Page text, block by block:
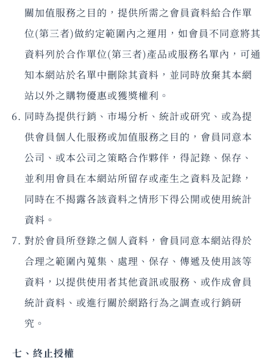
關加值服務之目的，提供所需之會員資料給合作單
位(第三者)做約定範圍內之運用，如會員不同意將其
資料列於合作單位(第三者)產品或服務名單內，可通
知本網站於名單中刪除其資料，並同時放棄其本網
站以外之購物優惠或獲獎權利。
同時為提供行銷、市場分析、統計或研究、或為提
供會員個人化服務或加值服務之目的，會員同意本
公司、或本公司之策略合作夥伴，得記錄、保存、
並利用會員在本網站所留存或產生之資料及記錄，
同時在不揭露各該資料之情形下得公開或使用統計
資料。
對於會員所登錄之個人資料，會員同意本網站得於
合理之範圍內蒐集、處理、保存、傳遞及使用該等
資料，以提供使用者其他資訊或服務、或作成會員
統計資料、或進行關於網路行為之調查或行銷研
究。
七、終止授權